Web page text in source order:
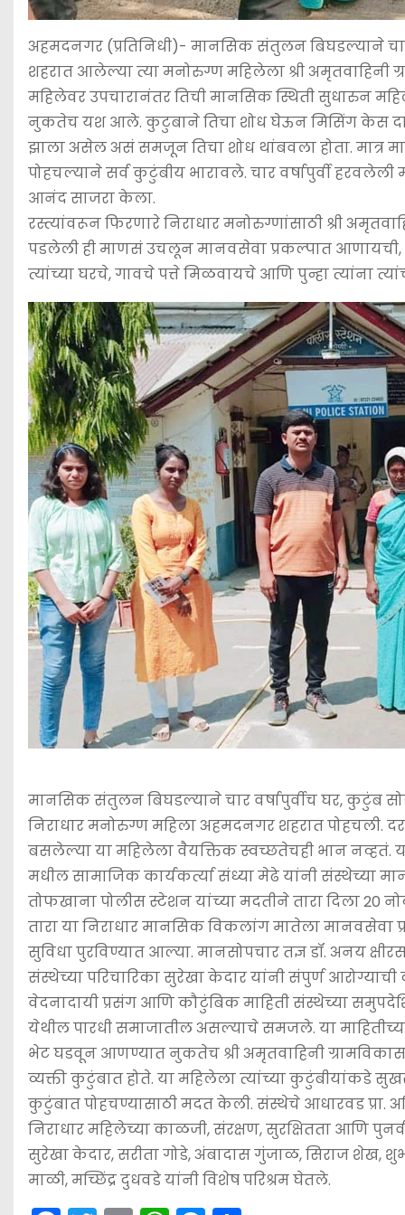
अहमदनगर (प्रतिनिधी)- मानसिक संतुलन बिघडल्याने
शहरात आलेल्या त्या मनोरुग्ण महिलेला श्री
महिलेवर उपचारानंतर तिची मानसिक स्थिती सुधारुन
नुकतेच यश आले. कुटुबाने तिचा शोध घेऊन मिसिंग केस
झाला असेल असं समजून तिचा शोध थांबवला होता. मात्र
पोहचल्याने सर्व कुटुंबीय भारावले. चार वर्षापुर्वी
आनंद साजरा केला.
रस्त्यांवरून फिरणारे निराधार मनोरुग्णांसाठी श्री
पडलेली ही माणसं उचलून मानवसेवा प्रकल्पात आणायची,
त्यांच्या घरचे, गावचे पत्ते मिळवायचे आणि पुन्हा त्यांना
मानसिक संतुलन बिघडल्याने चार वर्षापुर्वीच घर, कुटुंब
निराधार मनोरुग्ण महिला अहमदनगर शहरात
बसलेल्या या महिलेला वैयक्तिक स्वच्छतेचही भान नव्हतं.
मधील सामाजिक कार्यकर्त्या संध्या मेढे यांनी संस्थेच्या
तोफखाना पोलीस स्टेशन यांच्या मदतीने तारा दिला 20
तारा या निराधार मानसिक विकलांग मातेला मानवसेवा
सुविधा पुरविण्यात आल्या. मानसोपचार तज्ञ डॉ. अनय
संस्थेच्या परिचारिका सुरेखा केदार यांनी संपुर्ण
वेदनादायी प्रसंग आणि कौटुंबिक माहिती संस्थेच्या
येथील पारधी समाजातील असल्याचे समजले. या
भेट घडवून आणण्यात नुकतेच श्री अमृतवाहिनी
व्यक्ती कुटुंबात होते. या महिलेला त्यांच्या कुटुंबीयांकडे
कुटुंबात पोहचण्यासाठी मदत केली. संस्थेचे आधारवड प्रा.
निराधार महिलेच्या काळजी, संरक्षण, सुरक्षितता आणि
सुरेखा केदार, सरीता गोडे, अंबादास गुंजाळ, सिराज शेख,
माळी, मच्छिंद्र दुधवडे यांनी विशेष परिश्रम घेतले.